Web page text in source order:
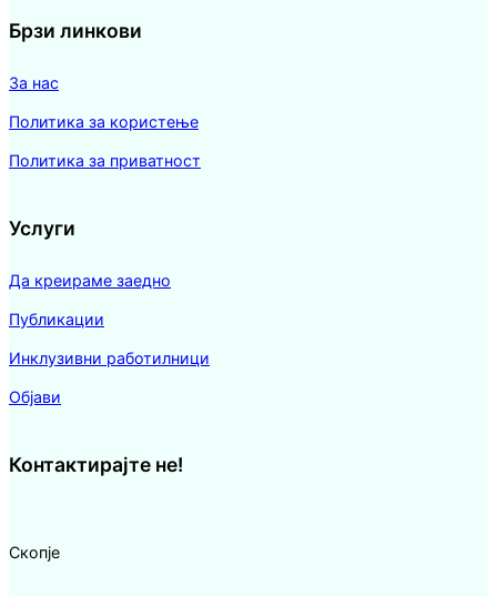
Брзи линкови
За нас
Политика за користење
Политика за приватност
Услуги
Да креираме заедно
Публикации
Инклузивни работилници
Објави
Контактирајте не!
Скопје